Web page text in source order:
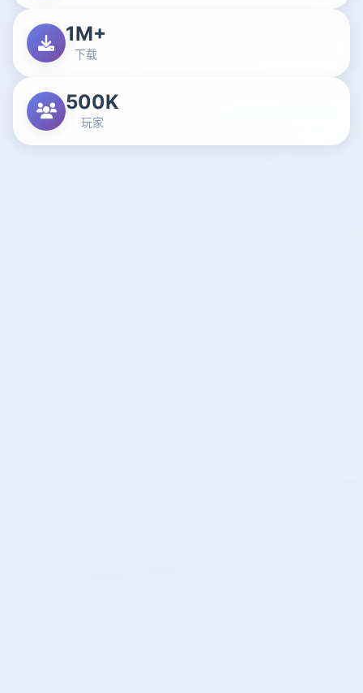
1M+
下载
500K
玩家